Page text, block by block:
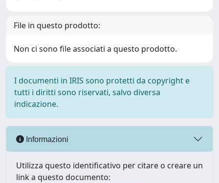
File in questo prodotto:
Non ci sono file associati a questo prodotto.
I documenti in IRIS sono protetti da copyright e
tutti i diritti sono riservati, salvo diversa
indicazione.
Informazioni
Utilizza questo identificativo per citare o creare un
link a questo documento: